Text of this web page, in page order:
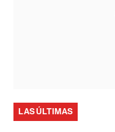
LAS ÚLTIMAS